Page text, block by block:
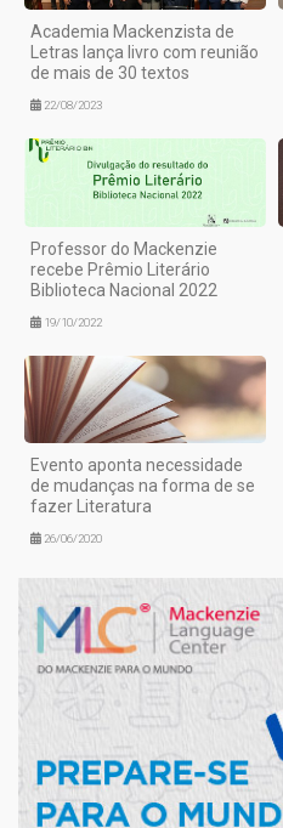
Academia Mackenzista de
Letras lança livro com reunião
de mais de 30 textos
22/08/2023
Professor do Mackenzie
recebe Prêmio Literário
Biblioteca Nacional 2022
19/10/2022
Evento aponta necessidade
de mudanças na forma de se
fazer Literatura
26/06/2020